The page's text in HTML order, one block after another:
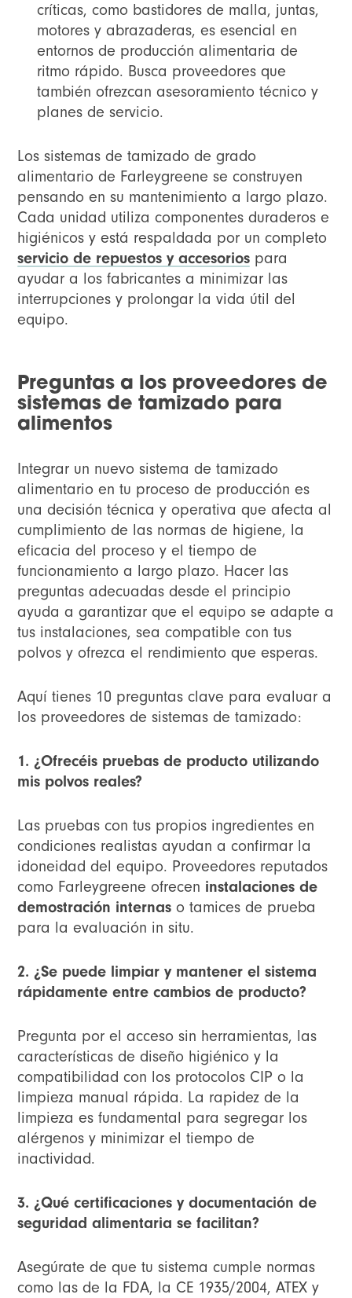
críticas, como bastidores de malla, juntas,
motores y abrazaderas, es esencial en
entornos de producción alimentaria de
ritmo rápido. Busca proveedores que
también ofrezcan asesoramiento técnico y
planes de servicio.
Los sistemas de tamizado de grado
alimentario de Farleygreene se construyen
pensando en su mantenimiento a largo plazo.
Cada unidad utiliza componentes duraderos e
higiénicos y está respaldada por un completo
servicio de repuestos y accesorios para
ayudar a los fabricantes a minimizar las
interrupciones y prolongar la vida útil del
equipo.
Preguntas a los proveedores de
sistemas de tamizado para
alimentos
Integrar un nuevo sistema de tamizado
alimentario en tu proceso de producción es
una decisión técnica y operativa que afecta al
cumplimiento de las normas de higiene, la
eficacia del proceso y el tiempo de
funcionamiento a largo plazo. Hacer las
preguntas adecuadas desde el principio
ayuda a garantizar que el equipo se adapte a
tus instalaciones, sea compatible con tus
polvos y ofrezca el rendimiento que esperas.
Aquí tienes 10 preguntas clave para evaluar a
los proveedores de sistemas de tamizado:
1. ¿Ofrecéis pruebas de producto utilizando
mis polvos reales?
Las pruebas con tus propios ingredientes en
condiciones realistas ayudan a confirmar la
idoneidad del equipo. Proveedores reputados
como Farleygreene ofrecen instalaciones de
demostración internas o tamices de prueba
para la evaluación in situ.
2. ¿Se puede limpiar y mantener el sistema
rápidamente entre cambios de producto?
Pregunta por el acceso sin herramientas, las
características de diseño higiénico y la
compatibilidad con los protocolos CIP o la
limpieza manual rápida. La rapidez de la
limpieza es fundamental para segregar los
alérgenos y minimizar el tiempo de
inactividad.
3. ¿Qué certificaciones y documentación de
seguridad alimentaria se facilitan?
Asegúrate de que tu sistema cumple normas
como las de la FDA, la CE 1935/2004, ATEX y